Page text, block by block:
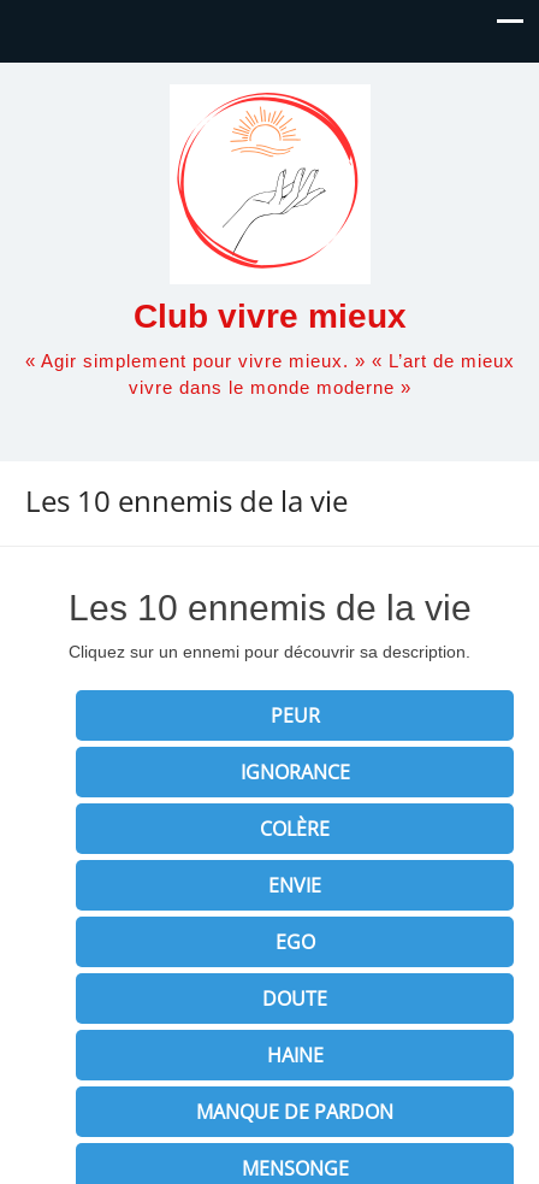
Club vivre mieux
« Agir simplement pour vivre mieux. » « L’art de mieux
vivre dans le monde moderne »
Les 10 ennemis de la vie
Les 10 ennemis de la vie
Cliquez sur un ennemi pour découvrir sa description.
PEUR
IGNORANCE
COLÈRE
ENVIE
EGO
DOUTE
HAINE
MANQUE DE PARDON
MENSONGE